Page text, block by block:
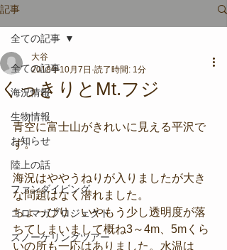
記事
全ての記事
海況情報
生物情報
お知らせ
陸上の話
ファンダイビング
コロマガプロジェクト
スノーケリングツアー
全ての記事
くっきりとMt.フジ
大谷
2018年10月7日 読了時間: 1分
青空に富士山がきれいに見える平沢で
す。
海況はややうねりが入りましたが大き
な問題はなく潜れました。
ちょっぴり、いやもう少し透明度が落
ちてしまいまして概ね3～4m、5mくら
いの所も一応はありました。水温は